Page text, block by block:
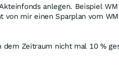
anlegen. Beispiel
mir einen Sparplan vom
dem Zeitraum nicht mal 10 %